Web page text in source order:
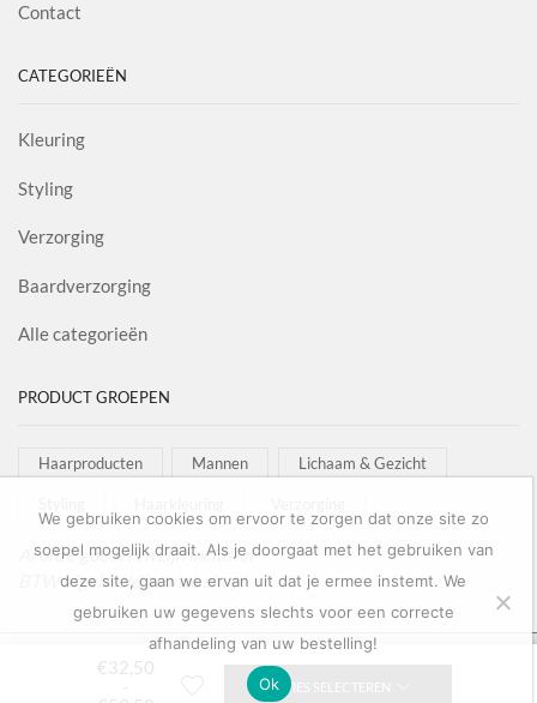
Contact
CATEGORIEËN
Kleuring
Styling
Verzorging
Baardverzorging
Alle categorieën
PRODUCT GROEPEN
Haarproducten Mannen Lichaam & Gezicht
Al onze goederen zijn inclusief
BTW afgebeeld in onze shop!
Copyright © 2022Salon Goederen
€ 32,50
-
Prijsklasse: €32,50 tot €53,50
OPTIES SELECTEREN
We gebruiken cookies om ervoor te zorgen dat onze site zo
soepel mogelijk draait. Als je doorgaat met het gebruiken van
deze site, gaan we ervan uit dat je ermee instemt. We
gebruiken uw gegevens slechts voor een correcte
afhandeling van uw bestelling!
Ok